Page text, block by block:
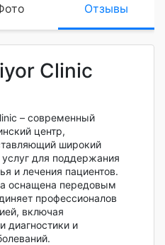
Отзывы
Clinic
– современный
центр,
широкий
услуг для поддержания
и лечения пациентов.
оснащена передовым
профессионалов
включая
диагностики и